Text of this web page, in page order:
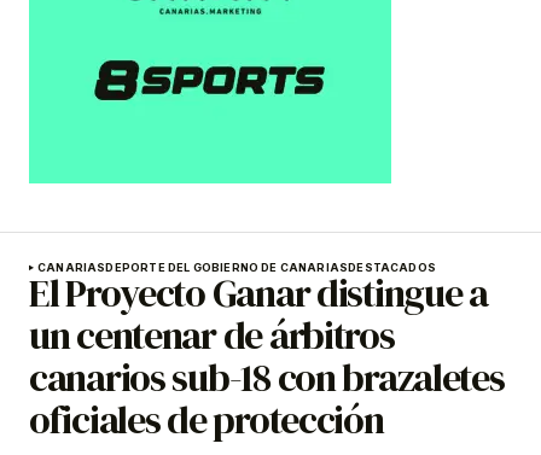
CANARIASDEPORTE DEL GOBIERNO DE CANARIASDESTACADOS
El Proyecto Ganar distingue a
un centenar de árbitros
canarios sub-18 con brazaletes
oficiales de protección